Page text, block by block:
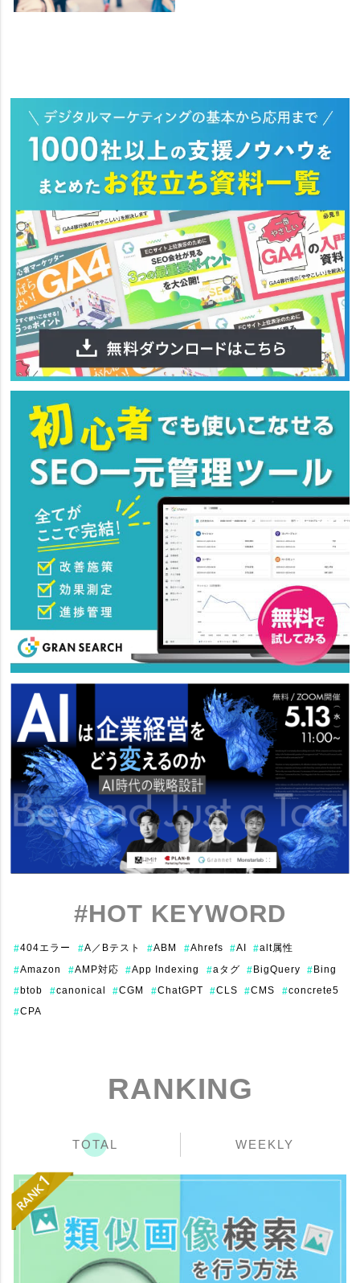
#HOT KEYWORD
#404エラー #A／Bテスト #ABM #Ahrefs #AI #alt属性
#Amazon #AMP対応 #App Indexing #aタグ #BigQuery #Bing
#btob #canonical #CGM #ChatGPT #CLS #CMS #concrete5
#CPA
RANKING
TOTAL WEEKLY